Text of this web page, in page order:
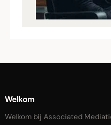
Welkom
Welkom bij Associated